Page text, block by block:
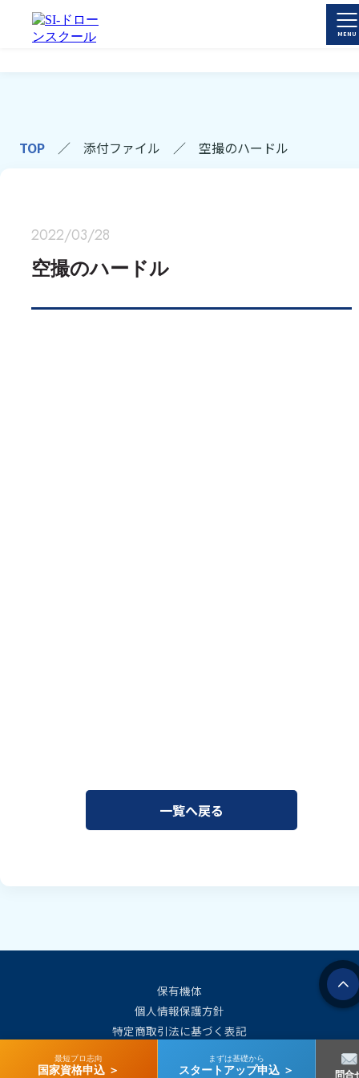
TOP ／ 添付ファイル ／ 空撮のハードル
2022/03/28
空撮のハードル
一覧へ戻る
保有機体
個人情報保護方針
特定商取引法に基づく表記
最短プロ志向
国家資格申込 ＞
まずは基礎から
スタートアップ申込 ＞ 問合